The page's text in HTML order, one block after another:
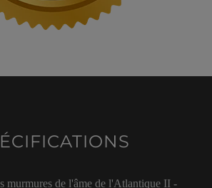
murmures de l'âme de l'Atlantique II -